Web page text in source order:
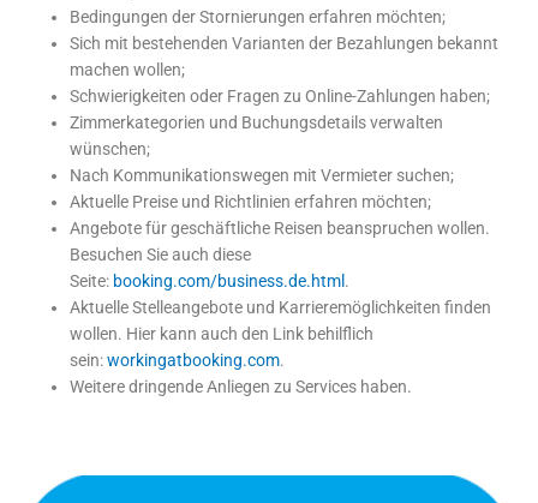
Bedingungen der Stornierungen erfahren möchten;
Sich mit bestehenden Varianten der Bezahlungen bekannt
machen wollen;
Schwierigkeiten oder Fragen zu Online-Zahlungen haben;
Zimmerkategorien und Buchungsdetails verwalten
wünschen;
Nach Kommunikationswegen mit Vermieter suchen;
Aktuelle Preise und Richtlinien erfahren möchten;
Angebote für geschäftliche Reisen beanspruchen wollen.
Besuchen Sie auch diese
Seite: booking.com/business.de.html .
Aktuelle Stelleangebote und Karrieremöglichkeiten finden
wollen. Hier kann auch den Link behilflich
sein:workingatbooking.com.
Weitere dringende Anliegen zu Services haben.